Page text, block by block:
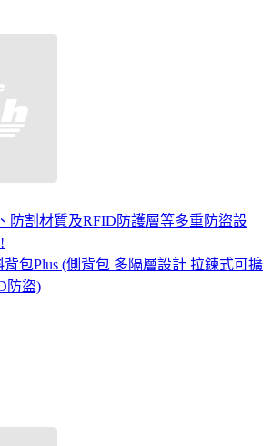
防割材質及RFID防護層等多重防盜設
背包Plus (側背包 多隔層設計 拉鍊式可擴
防盜)